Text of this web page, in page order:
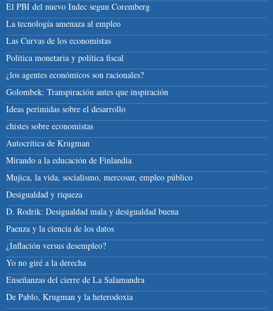
El PBI del nuevo Indec segun Coremberg
La tecnología amenaza al empleo
Las Curvas de los economistas
Politica monetaria y política fiscal
¿los agentes económicos son racionales?
Golombek: Transpiración antes que inspiración
Ideas perimidas sobre el desarrollo
chistes sobre economistas
Autocrítica de Krugman
Mirando a la educación de Finlandia
Mujica, la vida, socialismo, mercosur, empleo público
Desigualdad y riqueza
D. Rodrik: Desigualdad mala y desigualdad buena
Paenza y la ciencia de los datos
¿Inflación versus desempleo?
Yo no giré a la derecha
Enseñanzas del cierre de La Salamandra
De Pablo, Krugman y la heterodoxia